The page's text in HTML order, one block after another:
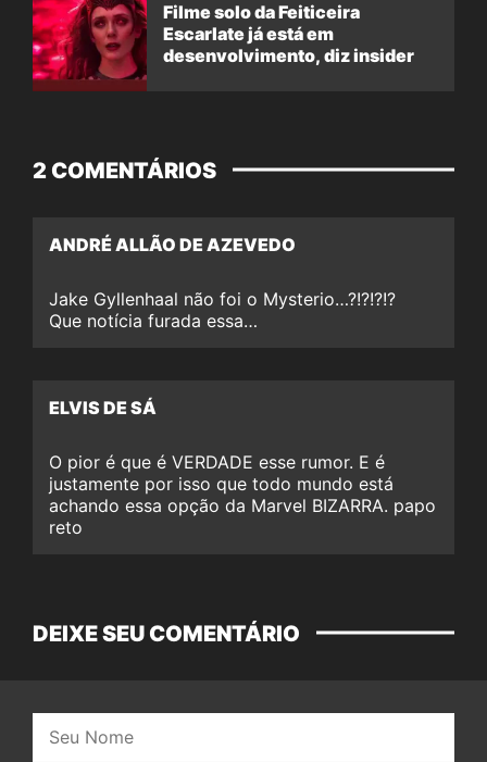
Filme solo da Feiticeira
Escarlate já está em
desenvolvimento, diz insider
2 COMENTÁRIOS
ANDRÉ ALLÃO DE AZEVEDO
Jake Gyllenhaal não foi o Mysterio…?!?!?!?
Que notícia furada essa…
ELVIS DE SÁ
O pior é que é VERDADE esse rumor. E é
justamente por isso que todo mundo está
achando essa opção da Marvel BIZARRA. papo
reto
DEIXE SEU COMENTÁRIO